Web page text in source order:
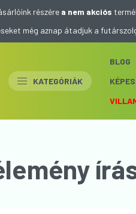
részére a nem akciós
még aznap átadjuk a
KATEGÓRIÁK
BLOG